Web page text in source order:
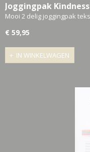
Joggingpak
Mooi 2 delig joggingpak
€ 59,95
IN WINKELWAGEN